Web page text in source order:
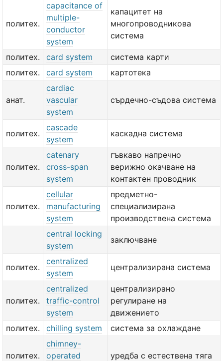
политех.
capacitance of
multiple-
conductor
system
капацитет на
многопроводникова
система
политех. card system
система карти
политех.
card system картотека
анат.
cardiac
vascular
system
сърдечно-съдова система
политех.
cascade
system
каскадна система
политех.
catenary
cross-span
system
гъвкаво напречно
верижно окачване на
контактен проводник
политех.
cellular
manufacturing
system
предметно-
специализирана
производствена система
central locking
system
заключване
политех.
centralized
system
централизирана система
политех.
centralized
traffic-control
system
централизирано
регулиране на
движението
политех.
chilling system система за охлаждане
политех.
chimney-
operated
уредба с естествена тяга